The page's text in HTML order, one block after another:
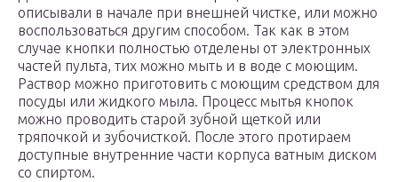
описывали в начале при внешней чистке, или можно
воспользоваться другим способом. Так как в этом
случае кнопки полностью отделены от электронных
частей пульта, тих можно мыть и в воде с моющим.
Раствор можно приготовить с моющим средством для
посуды или жидкого мыла. Процесс мытья кнопок
можно проводить старой зубной щеткой или
тряпочкой и зубочисткой. После этого протираем
доступные внутренние части корпуса ватным диском
со спиртом.